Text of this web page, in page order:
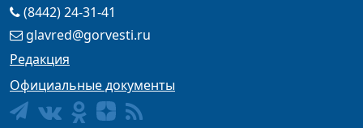
(8442) 24-31-41
glavred@gorvesti.ru
Редакция
Официальные документы